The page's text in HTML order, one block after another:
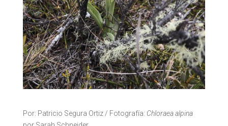
Por: Patricio Segura Ortiz / Fotografía: Chloraea alpina